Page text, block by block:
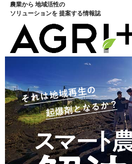
農業から 地域活性の
ソリューションを 提案する情報誌